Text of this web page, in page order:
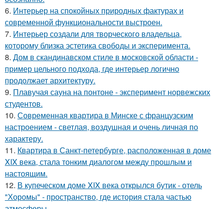
6. Интерьер на спокойных природных фактурах и
современной функциональности выстроен.
7. Интерьер создали для творческого владельца,
которому близка эстетика свободы и эксперимента.
8. Дом в скандинавском стиле в московской области -
пример цельного подхода, где интерьер логично
продолжает архитектуру.
9. Плавучая сауна на понтоне - эксперимент норвежских
студентов.
10. Современная квартира в Минске с французским
настроением - светлая, воздушная и очень личная по
характеру.
11. Квартира в Санкт-петербурге, расположенная в доме
XIX века, стала тонким диалогом между прошлым и
настоящим.
12. В купеческом доме XIX века открылся бутик - отель
"Хоромы" - пространство, где история стала частью